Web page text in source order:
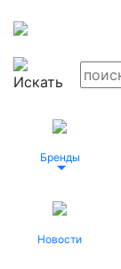
Бренды
Новости